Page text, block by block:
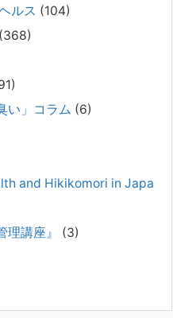
なコミュニケーション
えるご家族からのご相談を受
スの仕方や問題解決に取り組ん
だい」必見②きょうだ
いて、家族間トラブル
のうち、弊社の相談で多い事例
ルス (104)
(368)
い」コラム (6)
and Hikikomori in Japa
講座』
(3)